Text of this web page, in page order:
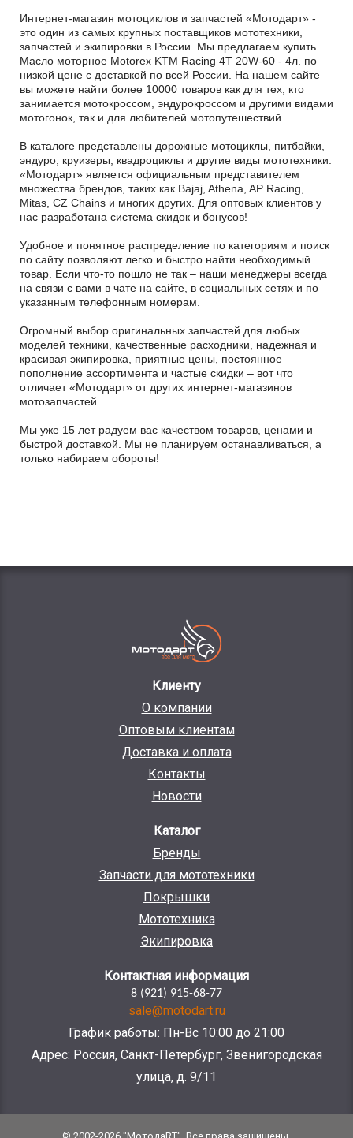
Интернет-магазин мотоциклов и запчастей «Мотодарт» -
это один из самых крупных поставщиков мототехники,
запчастей и экипировки в России. Мы предлагаем купить
Масло моторное Motorex KTM Racing 4T 20W-60 - 4л. по
низкой цене с доставкой по всей России. На нашем сайте
вы можете найти более 10000 товаров как для тех, кто
занимается мотокроссом, эндурокроссом и другими видами
мотогонок, так и для любителей мотопутешествий.
В каталоге представлены дорожные мотоциклы, питбайки,
эндуро, круизеры, квадроциклы и другие виды мототехники.
«Мотодарт» является официальным представителем
множества брендов, таких как Bajaj, Athena, AP Racing,
Mitas, CZ Chains и многих других. Для оптовых клиентов у
нас разработана система скидок и бонусов!
Удобное и понятное распределение по категориям и поиск
по сайту позволяют легко и быстро найти необходимый
товар. Если что-то пошло не так – наши менеджеры всегда
на связи с вами в чате на сайте, в социальных сетях и по
указанным телефонным номерам.
Огромный выбор оригинальных запчастей для любых
моделей техники, качественные расходники, надежная и
красивая экипировка, приятные цены, постоянное
пополнение ассортимента и частые скидки – вот что
отличает «Мотодарт» от других интернет-магазинов
мотозапчастей.
Мы уже 15 лет радуем вас качеством товаров, ценами и
быстрой доставкой. Мы не планируем останавливаться, а
только набираем обороты!
Клиенту
О компании
Оптовым клиентам
Доставка и оплата
Контакты
Новости
Каталог
Бренды
Запчасти для мототехники
Покрышки
Мототехника
Экипировка
Контактная информация
8 (921) 915-68-77
sale@motodart.ru
График работы: Пн-Вс 10:00 до 21:00
Адрес: Россия, Санкт-Петербург, Звенигородская
улица, д. 9/11